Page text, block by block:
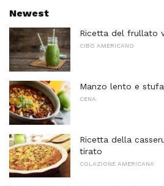
Newest
Ricetta del frullato
CIBO AMERICANO
Manzo lento e
CENA
Ricetta della
tirato
COLAZIONE AMERICANA